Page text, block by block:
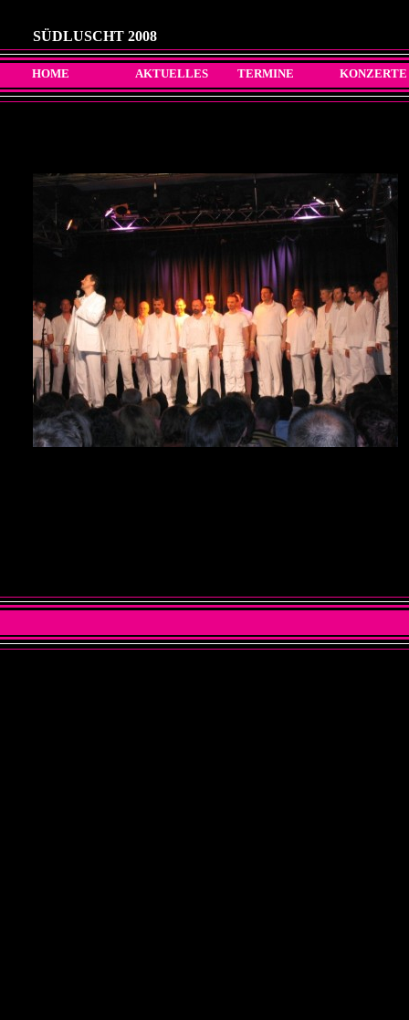
SÜDLUSCHT 2008
HOME AKTUELLES TERMINE KONZERTE